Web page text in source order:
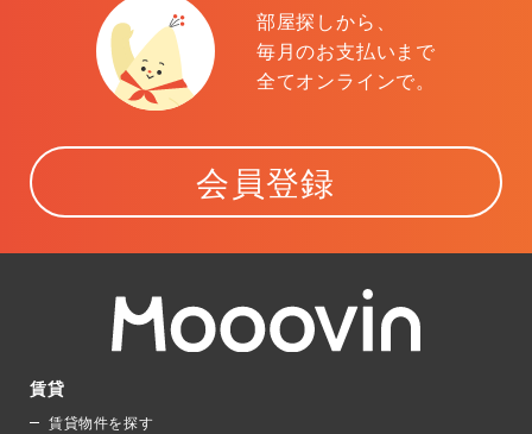
部屋探しから、
毎月のお支払いまで
全てオンラインで。
会員登録
賃貸
賃貸物件を探す